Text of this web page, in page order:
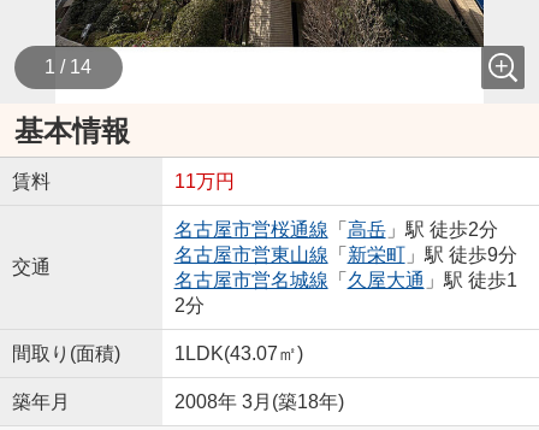
1 / 14
基本情報
賃料 11万円
交通
名古屋市営桜通線 「 高岳」駅 徒歩2分
名古屋市営東山線 「 新栄町」駅 徒歩9分
名古屋市営名城線 「 久屋大通 」駅 徒歩1
2分
間取り(面積) 1LDK(43.07㎡)
築年月 2008年 3月(築18年)